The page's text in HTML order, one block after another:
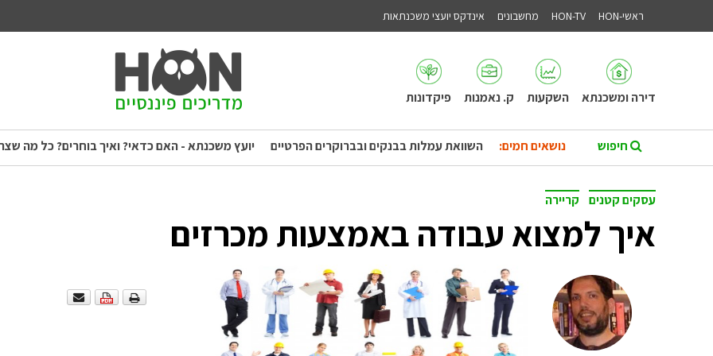
ראשי-HON HON-TV מחשבונים אינדקס יועצי משכנתאות
דירה ומשכנתא השקעות ק. נאמנות פיקדונות
נושאים חמים: השוואת עמלות בבנקים ובברוקרים הפרטיים יועץ משכנתא - האם כדאי? ואיך בוחרים? כל מה
עסקים קטנים קריירה
איך למצוא עבודה באמצעות מכרזים